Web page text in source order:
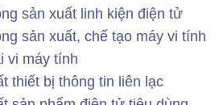
sản xuất linh kiện điện tử
sản xuất, chế tạo máy vi tính
vi máy tính
thiết bị thông tin liên lạc